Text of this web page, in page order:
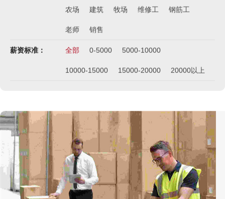
农场 建筑 牧场 维修工 钢筋工
老师 销售
薪资标准： 全部 0-5000 5000-10000
10000-15000 15000-20000 20000以上
￥1800-2200欧元/月
荷兰-甜点厨师
￥月薪2100欧元
荷兰-中餐厨师
￥税后月薪2100欧
韩国-烤鸭师傅
￥260-350万韩币
新加坡-火锅店店长
￥3300-3666新（人民币1800-
20000）